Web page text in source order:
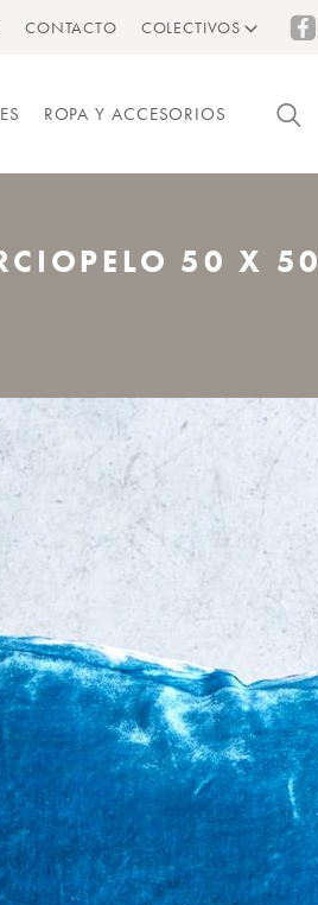
CONTACTO COLECTIVOS
ROPA Y ACCESORIOS
50 X 50